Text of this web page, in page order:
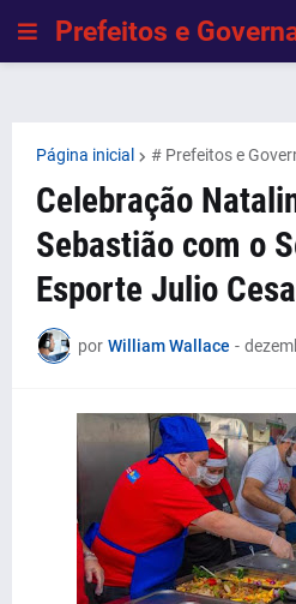
Prefeitos e
Página inicial # Prefeitos e
Celebração
Sebastião com o
Esporte Julio
por William Wallace -